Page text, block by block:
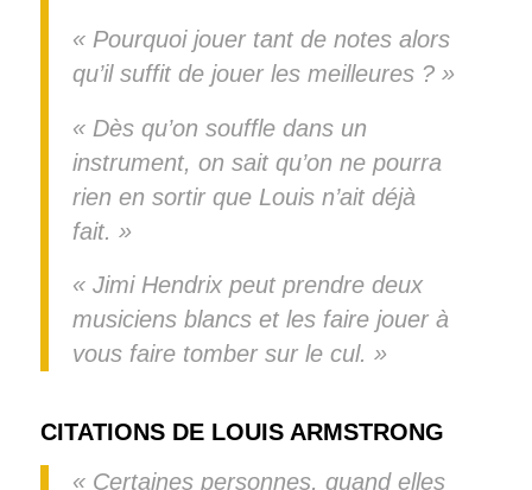
« Pourquoi jouer tant de notes alors
qu’il suffit de jouer les meilleures ? »
« Dès qu’on souffle dans un
instrument, on sait qu’on ne pourra
rien en sortir que Louis n’ait déjà
fait. »
« Jimi Hendrix peut prendre deux
musiciens blancs et les faire jouer à
vous faire tomber sur le cul. »
CITATIONS DE LOUIS ARMSTRONG
« Certaines personnes, quand elles